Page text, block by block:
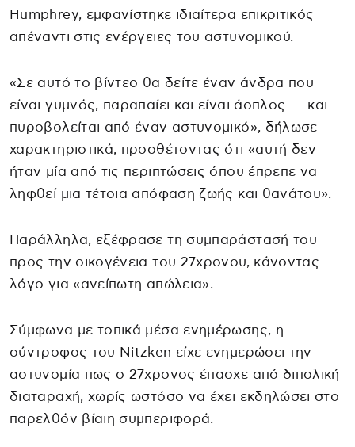
Humphrey, εμφανίστηκε ιδιαίτερα επικριτικός
απέναντι στις ενέργειες του αστυνομικού.
«Σε αυτό το βίντεο θα δείτε έναν άνδρα που
είναι γυμνός, παραπαίει και είναι άοπλος — και
πυροβολείται από έναν αστυνομικό», δήλωσε
χαρακτηριστικά, προσθέτοντας ότι «αυτή δεν
ήταν μία από τις περιπτώσεις όπου έπρεπε να
ληφθεί μια τέτοια απόφαση ζωής και θανάτου».
Παράλληλα, εξέφρασε τη συμπαράστασή του
προς την οικογένεια του 27χρονου, κάνοντας
λόγο για «ανείπωτη απώλεια».
Σύμφωνα με τοπικά μέσα ενημέρωσης, η
σύντροφος του Nitzken είχε ενημερώσει την
αστυνομία πως ο 27χρονος έπασχε από διπολική
διαταραχή, χωρίς ωστόσο να έχει εκδηλώσει στο
παρελθόν βίαιη συμπεριφορά.